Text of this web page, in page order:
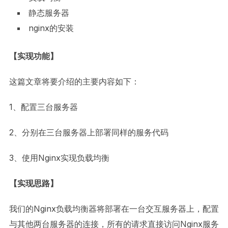
静态服务器
nginx的安装
【实现功能】
这篇文章将要介绍的主要内容如下：
1、配置三台服务器
2、分别在三台服务器上部署同样的服务代码
3、使用Nginx实现负载均衡
【实现思路】
我们的Nginx负载均衡器将部署在一台交互服务器上，配置
与其他两台服务器的连接，所有的请求直接访问Nginx服务